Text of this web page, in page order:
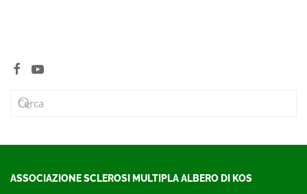
ASSOCIAZIONE SCLEROSI MULTIPLA ALBERO DI KOS